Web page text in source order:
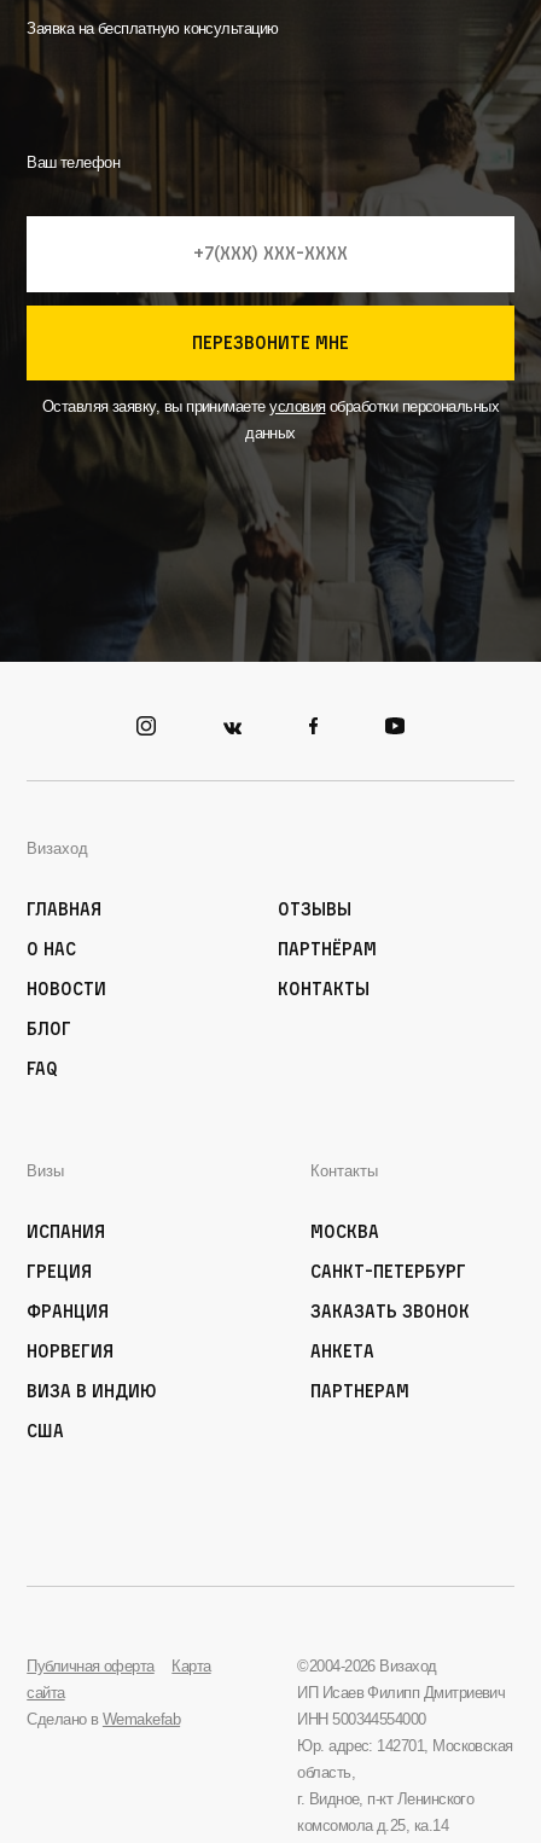
Заявка на бесплатную консультацию
Ваш телефон
перезвоните мне
Оставляя заявку, вы принимаетеусловияобработки персональных
данных
Визаход
Главная
О нас
Новости
Блог
FAQ
Отзывы
Партнёрам
Контакты
Визы
Испания
Греция
Франция
Норвегия
Виза в Индию
США
Контакты
Москва
Санкт-Петербург
Заказать звонок
Анкета
Партнерам
Публичная оферта
Карта
сайта
Сделано в Wemakefab
©2004-2026 Визаход
ИП Исаев Филипп Дмитриевич
ИНН 500344554000
Юр. адрес: 142701, Московская
область,
г. Видное, п-кт Ленинского
комсомола д.25, ка.14